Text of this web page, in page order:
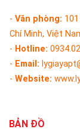
- Văn phòng:
Chí Minh, Việt
- Hotline:
- Email:
- Website:
BẢN ĐỒ